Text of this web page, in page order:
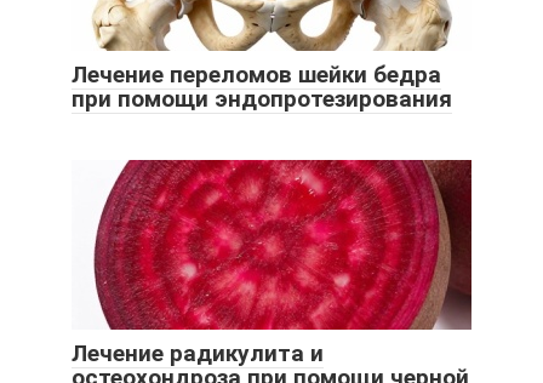
Лечение переломов шейки бедра
при помощи эндопротезирования
Лечение радикулита и